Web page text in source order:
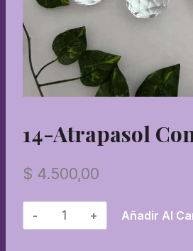
14-Atrapasol
$ 4.500,00
14-
Atrapasol
Añadir Al